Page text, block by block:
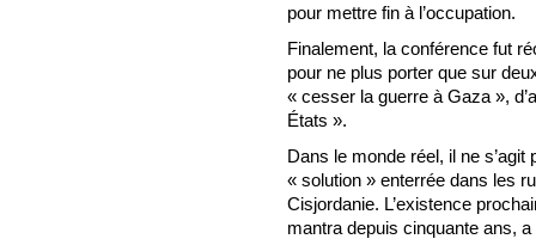
pour mettre fin à l’occupation.
Finalement, la conférence fut
pour ne plus porter que sur
« cesser la guerre à Gaza »,
États ».
Dans le monde réel, il ne
« solution » enterrée dans les
Cisjordanie. L’existence
mantra depuis cinquante ans,